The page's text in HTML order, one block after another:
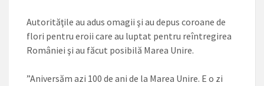
Autorităţile au adus omagii şi au depus coroane de
flori pentru eroii care au luptat pentru reîntregirea
României şi au făcut posibilă Marea Unire.
”Aniversăm azi 100 de ani de la Marea Unire. E o zi